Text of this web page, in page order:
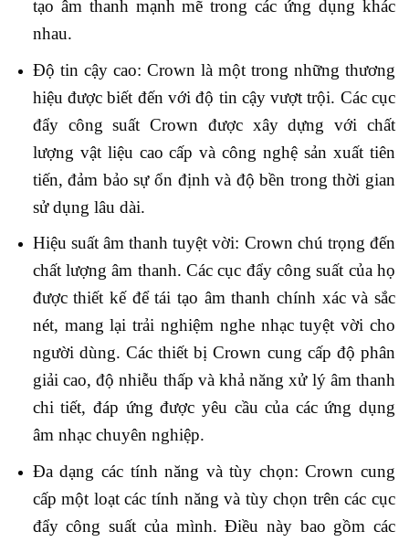
tạo âm thanh mạnh mẽ trong các ứng dụng khác
nhau.
Độ tin cậy cao: Crown là một trong những thương
hiệu được biết đến với độ tin cậy vượt trội. Các cục
đẩy công suất Crown được xây dựng với chất
lượng vật liệu cao cấp và công nghệ sản xuất tiên
tiến, đảm bảo sự ổn định và độ bền trong thời gian
sử dụng lâu dài.
Hiệu suất âm thanh tuyệt vời: Crown chú trọng đến
chất lượng âm thanh. Các cục đẩy công suất của họ
được thiết kế để tái tạo âm thanh chính xác và sắc
nét, mang lại trải nghiệm nghe nhạc tuyệt vời cho
người dùng. Các thiết bị Crown cung cấp độ phân
giải cao, độ nhiễu thấp và khả năng xử lý âm thanh
chi tiết, đáp ứng được yêu cầu của các ứng dụng
âm nhạc chuyên nghiệp.
Đa dạng các tính năng và tùy chọn: Crown cung
cấp một loạt các tính năng và tùy chọn trên các cục
đẩy công suất của mình. Điều này bao gồm các